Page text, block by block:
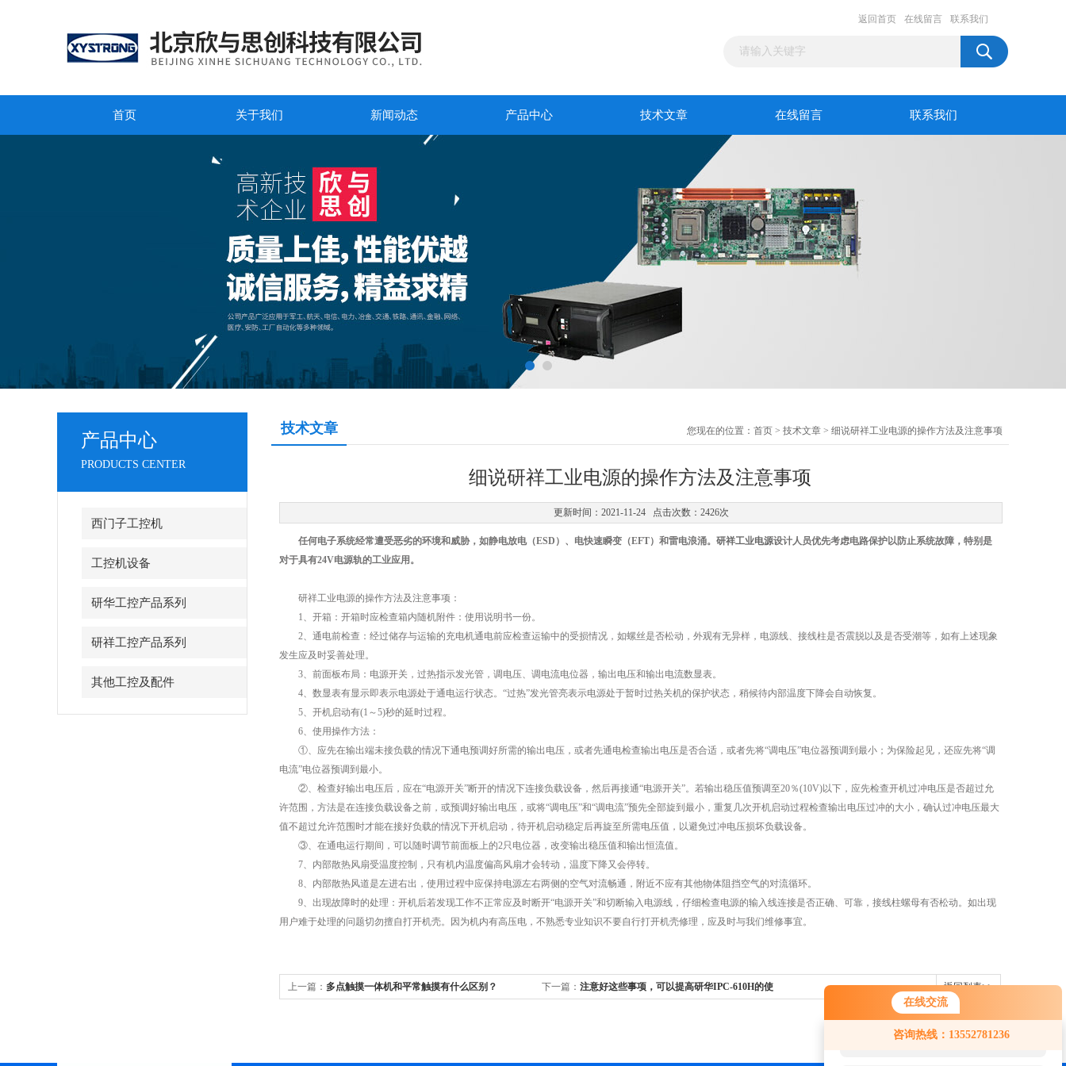
在线交流
咨询热线：13552781236
您好！欢迎前来咨询，很高兴为您
服务，请问您要咨询什么问题呢？
返回首页 在线留言 联系我们
首页 关于我们 新闻动态 产品中心 技术文章 在线留言 联系我们
产品中心
PRODUCTS CENTER
西门子工控机
工控机设备
研华工控产品系列
研祥工控产品系列
其他工控及配件
技术文章 您现在的位置： 首页 > 技术文章 > 细说研祥工业电源的操作方法及注意事项
细说研祥工业电源的操作方法及注意事项
更新时间：2021-11-24 点击次数：2426次
任何电子系统经常遭受恶劣的环境和威胁，如静电放电（ESD）、电快速瞬变（EFT）和雷电浪涌。 研祥工业电源设计人员优先考虑电路保护以防止系统故障，特别是
对于具有24V电源轨的工业应用。
研祥工业电源的操作方法及注意事项：
1、开箱：开箱时应检查箱内随机附件：使用说明书一份。
2、通电前检查：经过储存与运输的充电机通电前应检查运输中的受损情况，如螺丝是否松动，外观有无异样，电源线、接线柱是否震脱以及是否受潮等，如有上述现象
发生应及时妥善处理。
3、前面板布局：电源开关，过热指示发光管，调电压、调电流电位器，输出电压和输出电流数显表。
4、数显表有显示即表示电源处于通电运行状态。“过热”发光管亮表示电源处于暂时过热关机的保护状态，稍候待内部温度下降会自动恢复。
5、开机启动有(1～5)秒的延时过程。
6、使用操作方法：
①、应先在输出端未接负载的情况下通电预调好所需的输出电压，或者先通电检查输出电压是否合适，或者先将“调电压”电位器预调到最小；为保险起见，还应先将“调
电流”电位器预调到最小。
②、检查好输出电压后，应在“电源开关”断开的情况下连接负载设备，然后再接通“电源开关”。若输出稳压值预调至20％(10V)以下，应先检查开机过冲电压是否超过允
许范围，方法是在连接负载设备之前，或预调好输出电压，或将“调电压”和“调电流”预先全部旋到最小，重复几次开机启动过程检查输出电压过冲的大小，确认过冲电压最大
值不超过允许范围时才能在接好负载的情况下开机启动，待开机启动稳定后再旋至所需电压值，以避免过冲电压损坏负载设备。
③、在通电运行期间，可以随时调节前面板上的2只电位器，改变输出稳压值和输出恒流值。
7、内部散热风扇受温度控制，只有机内温度偏高风扇才会转动，温度下降又会停转。
8、内部散热风道是左进右出，使用过程中应保持电源左右两侧的空气对流畅通，附近不应有其他物体阻挡空气的对流循环。
9、出现故障时的处理：开机后若发现工作不正常应及时断开“电源开关”和切断输入电源线，仔细检查电源的输入线连接是否正确、可靠，接线柱螺母有否松动。如出现
用户难于处理的问题切勿擅自打开机壳。因为机内有高压电，不熟悉专业知识不要自行打开机壳修理，应及时与我们维修事宜。
上一篇： 多点触摸一体机和平常触摸有什么区别？ 下一篇： 注意好这些事项，可以提高研华IPC-610H的使 返回列表>>